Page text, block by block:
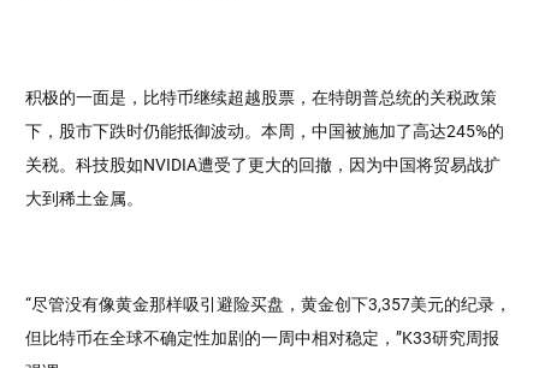
积极的一面是，比特币继续超越股票，在特朗普总统的关税政策
下，股市下跌时仍能抵御波动。本周，中国被施加了高达245%的
关税。科技股如NVIDIA遭受了更大的回撤，因为中国将贸易战扩
大到稀土金属。
“尽管没有像黄金那样吸引避险买盘，黄金创下3,357美元的纪录，
但比特币在全球不确定性加剧的一周中相对稳定，”K33研究周报